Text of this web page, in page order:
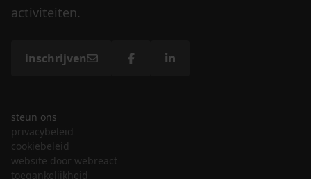
activiteiten.
inschrijven
steun ons
privacybeleid
cookiebeleid
website door webreact
toegankelijkheid